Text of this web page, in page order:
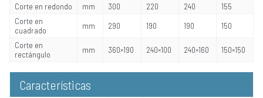
Corte en redondo
mm 300 220 240
155
Corte en
cuadrado
mm 290 190 190
150
Corte en
rectángulo
mm 360×190 240×100 240×160 150×150
Características